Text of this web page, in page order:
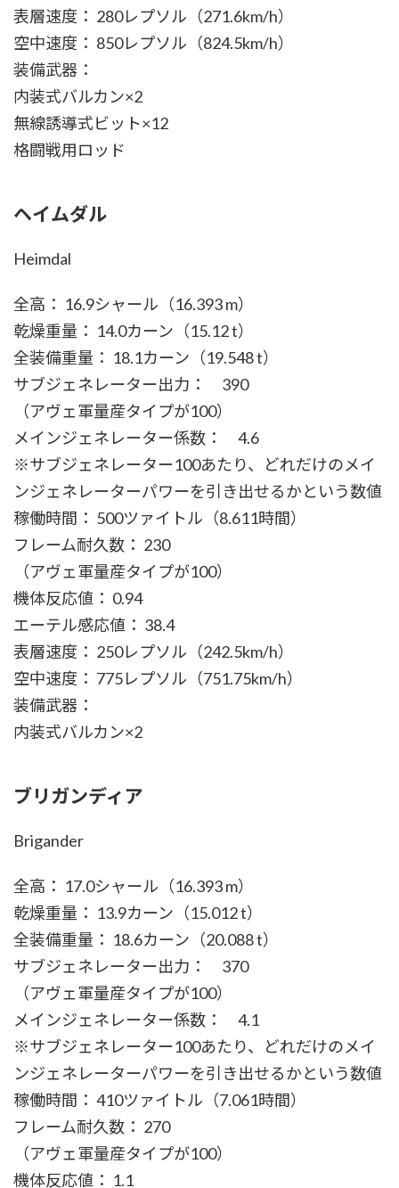
表層速度： 280レプソル（271.6km/h）
空中速度： 850レプソル（824.5km/h）
装備武器：
内装式バルカン×2
無線誘導式ビット×12
格闘戦用ロッド
ヘイムダル
Heimdal
全高： 16.9シャール（16.393 m）
乾燥重量： 14.0カーン（15.12 t）
全装備重量： 18.1カーン（19.548 t）
サブジェネレーター出力： 390
（アヴェ軍量産タイプが100）
メインジェネレーター係数： 4.6
※サブジェネレーター100あたり、どれだけのメイ
ンジェネレーターパワーを引き出せるかという数値
稼働時間： 500ツァイトル（8.611時間）
フレーム耐久数： 230
（アヴェ軍量産タイプが100）
機体反応値： 0.94
エーテル感応値： 38.4
表層速度： 250レプソル（242.5km/h）
空中速度： 775レプソル（751.75km/h）
装備武器：
内装式バルカン×2
ブリガンディア
Brigander
全高： 17.0シャール（16.393 m）
乾燥重量： 13.9カーン（15.012 t）
全装備重量： 18.6カーン（20.088 t）
サブジェネレーター出力： 370
（アヴェ軍量産タイプが100）
メインジェネレーター係数： 4.1
※サブジェネレーター100あたり、どれだけのメイ
ンジェネレーターパワーを引き出せるかという数値
稼働時間： 410ツァイトル（7.061時間）
フレーム耐久数： 270
（アヴェ軍量産タイプが100）
機体反応値： 1.1